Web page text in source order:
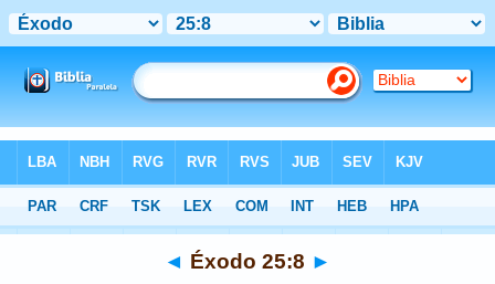
>Éxodo> Capítulo 25 > Verso 8
◄ Éxodo 25:8 ►